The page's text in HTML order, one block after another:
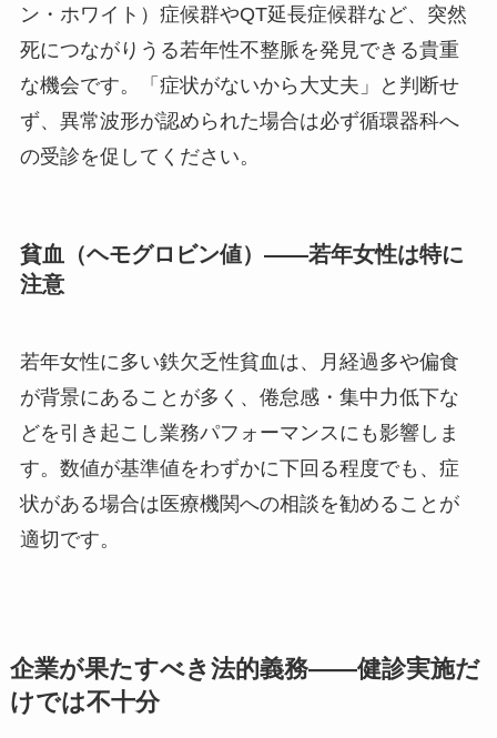
ン・ホワイト）症候群やQT延長症候群など、突然
死につながりうる若年性不整脈を発見できる貴重
な機会です。「症状がないから大丈夫」と判断せ
ず、異常波形が認められた場合は必ず循環器科へ
の受診を促してください。
貧血（ヘモグロビン値）——若年女性は特に
注意
若年女性に多い鉄欠乏性貧血は、月経過多や偏食
が背景にあることが多く、倦怠感・集中力低下な
どを引き起こし業務パフォーマンスにも影響しま
す。数値が基準値をわずかに下回る程度でも、症
状がある場合は医療機関への相談を勧めることが
適切です。
企業が果たすべき法的義務——健診実施だ
けでは不十分